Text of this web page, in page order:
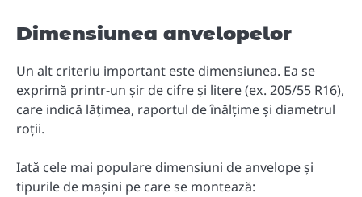
Dimensiunea anvelopelor
Un alt criteriu important este dimensiunea. Ea se
exprimă printr-un șir de cifre și litere (ex. 205/55 R16),
care indică lățimea, raportul de înălțime și diametrul
roții.
Iată cele mai populare dimensiuni de anvelope și
tipurile de mașini pe care se montează: